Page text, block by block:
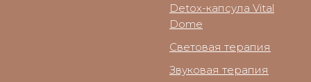
Detox-капсула Vital
Dome
Световая терапия
Звуковая терапия